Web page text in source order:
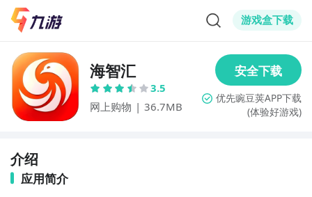
游戏盒下载
海智汇
3.5
网上购物 | 36.7MB (体验好游戏)
介绍
应用简介